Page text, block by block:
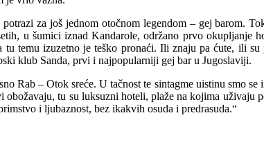
za još jednom otočnom legendom – gej barom.
u šumici iznad Kandarole, održano prvo okupljanje
temu izuzetno je teško pronaći. Ili znaju pa ćute, ili
klub Sanda, prvi i najpopularniji gej bar u Jugoslaviji.
Rab – Otok sreće. U tačnost te sintagme uistinu smo
tu su luksuzni hoteli, plaže na kojima
i ljubaznost, bez ikakvih osuda i predrasuda.“